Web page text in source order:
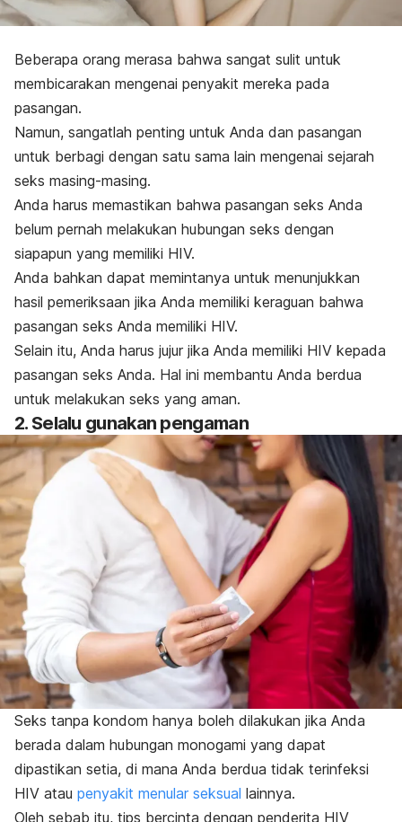
Beberapa orang merasa bahwa sangat sulit untuk
membicarakan mengenai penyakit mereka pada
pasangan.
Namun, sangatlah penting untuk Anda dan pasangan
untuk berbagi dengan satu sama lain mengenai sejarah
seks masing-masing.
Anda harus memastikan bahwa pasangan seks Anda
belum pernah melakukan hubungan seks dengan
siapapun yang memiliki HIV.
Anda bahkan dapat memintanya untuk menunjukkan
hasil pemeriksaan jika Anda memiliki keraguan bahwa
pasangan seks Anda memiliki HIV.
Selain itu, Anda harus jujur jika Anda memiliki HIV kepada
pasangan seks Anda. Hal ini membantu Anda berdua
untuk melakukan seks yang aman.
2. Selalu gunakan pengaman
Seks tanpa kondom hanya boleh dilakukan jika Anda
berada dalam hubungan monogami yang dapat
dipastikan setia, di mana Anda berdua tidak terinfeksi
HIV atau penyakit menular seksual lainnya.
Oleh sebab itu, tips bercinta dengan penderita HIV